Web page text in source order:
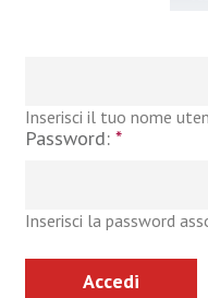
Inserisci il tuo nome
Password: *
Inserisci la password